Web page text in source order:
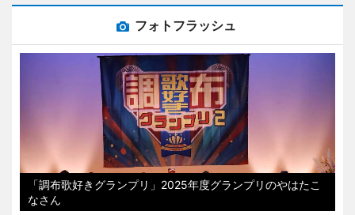
フォトフラッシュ
「調布歌好きグランプリ」2025年度グランプリのやはたこ
なさん